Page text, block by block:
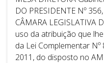
DO PRESIDENTE Nº
CÂMARA LEGISLATIVA
uso da atribuição que
da Lei Complementar
2011, do disposto no